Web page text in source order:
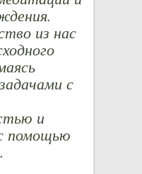
из нас
с
и
помощью